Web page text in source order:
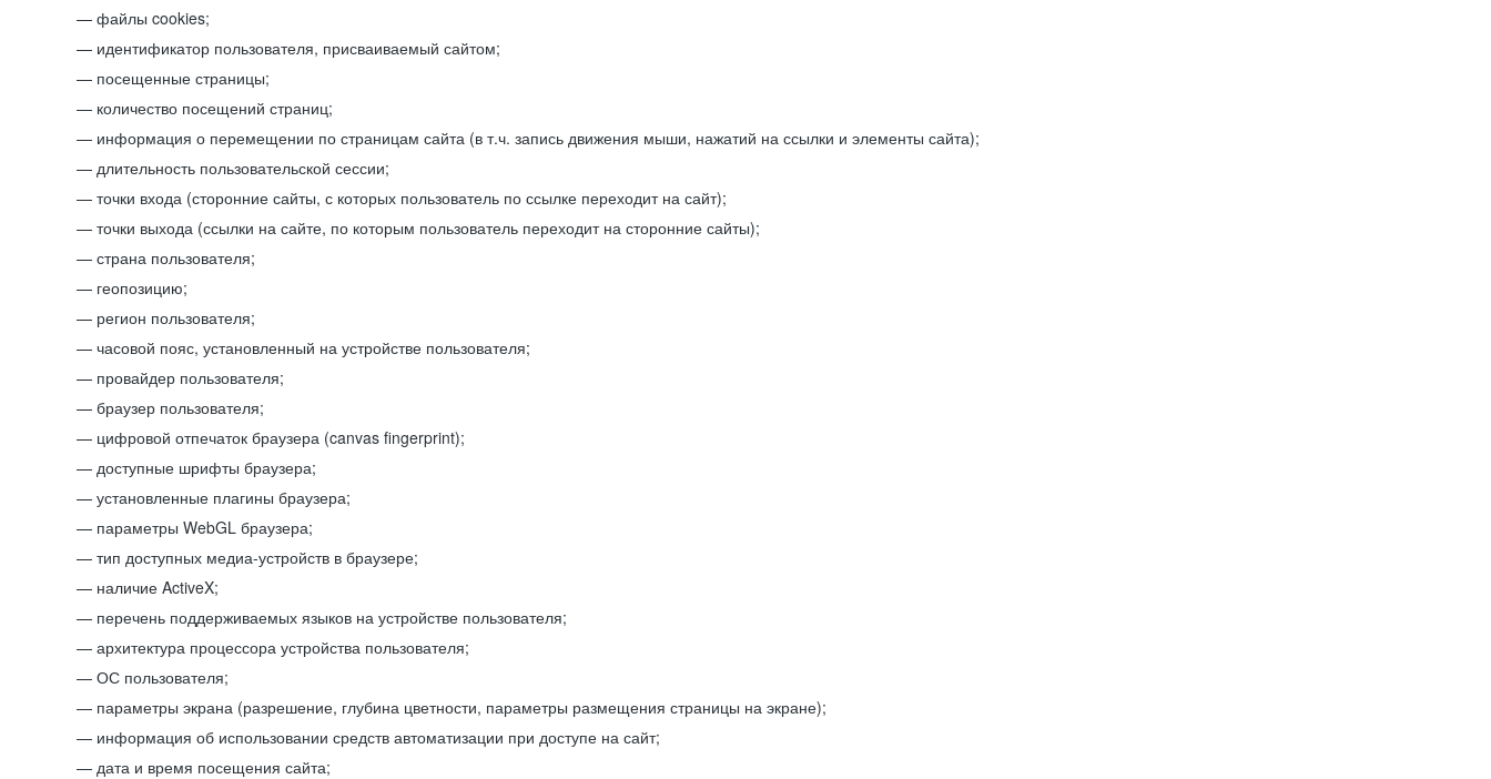
файлы cookies;
идентификатор пользователя, присваиваемый сайтом;
посещенные страницы;
количество посещений страниц;
информация о перемещении по страницам сайта (в т.ч. запись движения мыши, нажатий на ссылки и элементы сайта);
длительность пользовательской сессии;
точки входа (сторонние сайты, с которых пользователь по ссылке переходит на сайт);
точки выхода (ссылки на сайте, по которым пользователь переходит на сторонние сайты);
страна пользователя;
геопозицию;
регион пользователя;
часовой пояс, установленный на устройстве пользователя;
провайдер пользователя;
браузер пользователя;
цифровой отпечаток браузера (canvas fingerprint);
доступные шрифты браузера;
установленные плагины браузера;
параметры WebGL браузера;
тип доступных медиа-устройств в браузере;
наличие ActiveX;
перечень поддерживаемых языков на устройстве пользователя;
архитектура процессора устройства пользователя;
ОС пользователя;
параметры экрана (разрешение, глубина цветности, параметры размещения страницы на экране);
информация об использовании средств автоматизации при доступе на сайт;
дата и время посещения сайта;